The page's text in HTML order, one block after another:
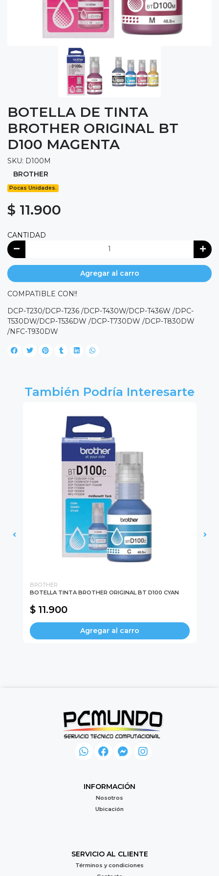
BOTELLA DE TINTA
BROTHER ORIGINAL BT
D100 MAGENTA
SKU: D100M
BROTHER
Pocas Unidades.
$ 11.900
CANTIDAD
Agregar al carro
COMPATIBLE CON!!
DCP-T230/DCP-T236 /DCP-T430W/DCP-T436W /DPC-
T530DW/DCP-T536DW /DCP-T730DW /DCP-T830DW
/NFC-T930DW
También Podría Interesarte
BROTHER
BOTELLA TINTA BROTHER ORIGINAL BT D100 CYAN
$ 11.900
Agregar al carro
INFORMACIÓN
Nosotros
Ubicación
SERVICIO AL CLIENTE
Términos y condiciones